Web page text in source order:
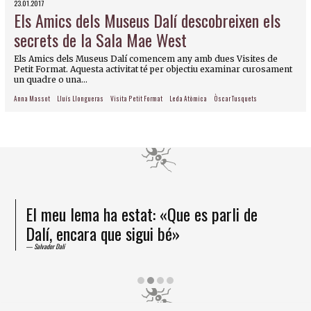
23.01.2017
Els Amics dels Museus Dalí descobreixen els
secrets de la Sala Mae West
Els Amics dels Museus Dalí comencem any amb dues Visites de
Petit Format. Aquesta activitat té per objectiu examinar curosament
un quadre o una...
Anna Massot Lluís Llongueras Visita Petit Format Leda Atòmica Òscar Tusquets
El meu lema ha estat: «Que es parli de
Dalí, encara que sigui bé»
Salvador Dalí